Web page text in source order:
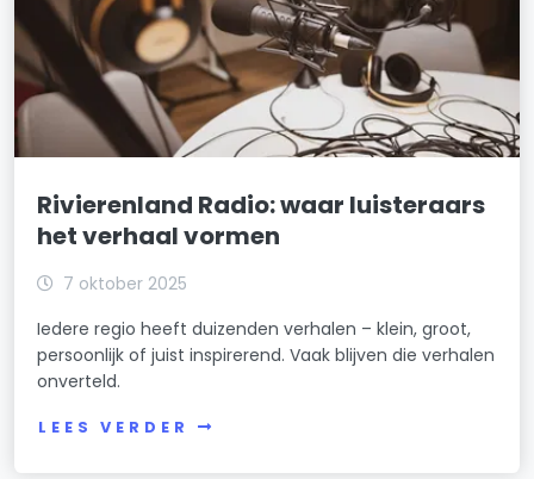
Rivierenland Radio: waar luisteraars
het verhaal vormen
7 oktober 2025
Iedere regio heeft duizenden verhalen – klein, groot,
persoonlijk of juist inspirerend. Vaak blijven die verhalen
onverteld.
LEES VERDER